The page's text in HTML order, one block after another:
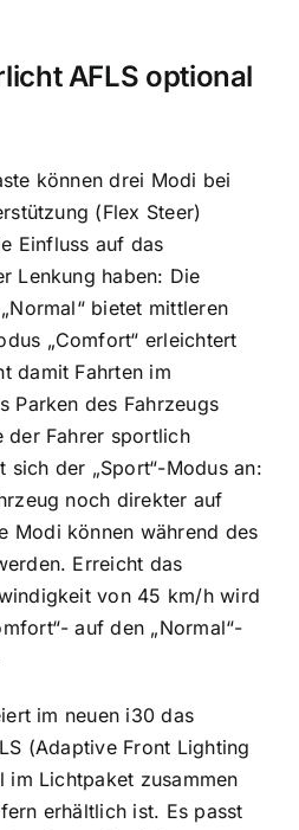
AFLS optional
können drei Modi bei
(Flex Steer)
Einfluss auf das
Lenkung haben: Die
bietet mittleren
„Comfort“ erleichtert
damit Fahrten im
Parken des Fahrzeugs
der Fahrer sportlich
sich der „Sport“-Modus an:
noch direkter auf
Modi können während des
Erreicht das
von 45 km/h wird
auf den „Normal“-
im neuen i30 das
(Adaptive Front Lighting
im Lichtpaket zusammen
erhältlich ist. Es passt